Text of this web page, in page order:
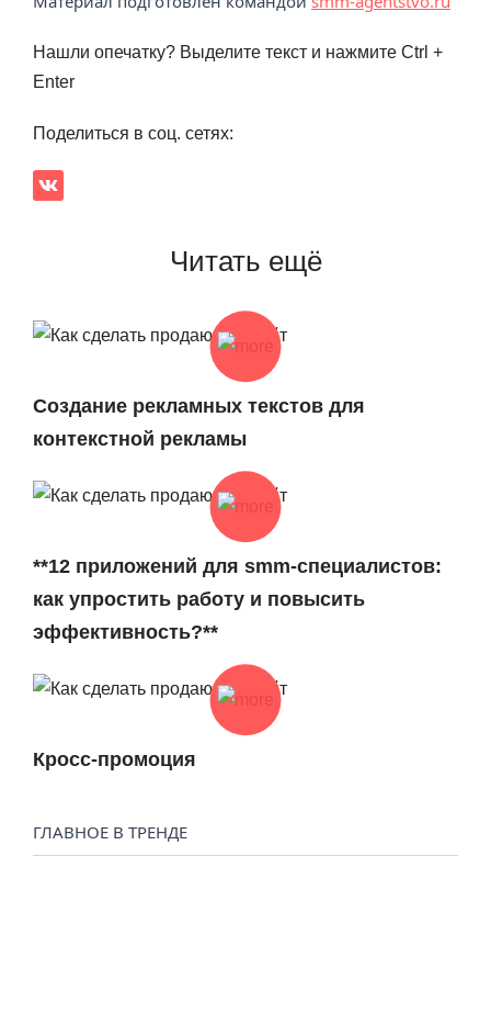
Нашли опечатку? Выделите текст и нажмите Ctrl +
Enter
Поделиться в соц. сетях:
Читать ещё
Создание рекламных текстов для
контекстной рекламы
**12 приложений для smm-специалистов:
как упростить работу и повысить
эффективность?**
Кросс-промоция
ГЛАВНОЕ В ТРЕНДЕ